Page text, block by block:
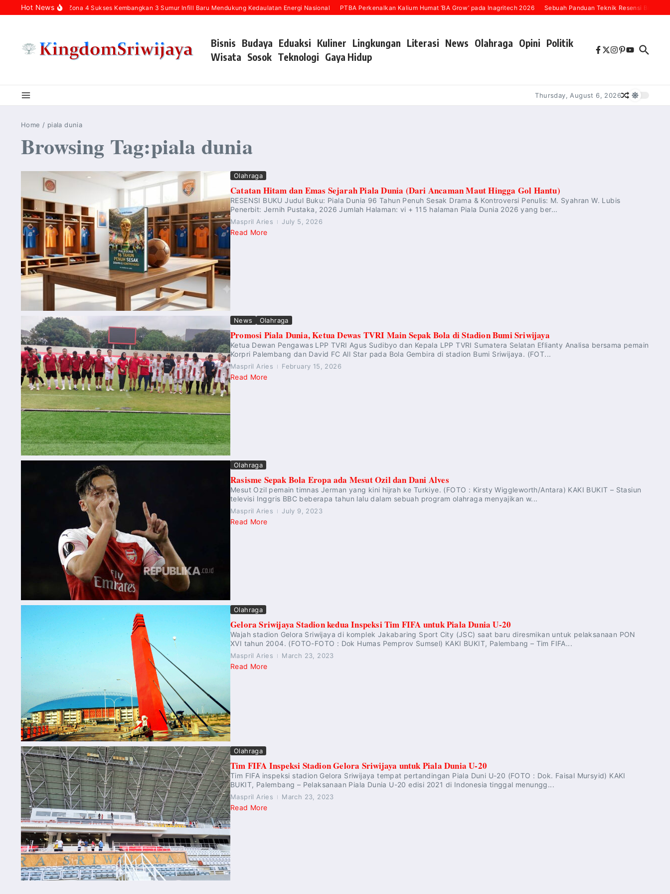
Skip to content
Hot News
Hulu Rokan Zona 4 Sukses Kembangkan 3 Sumur Infill Baru Mendukung Kedaulatan Energi Nasional PTBA Perkenalkan Kalium Humat ‘BA Grow’ pada Inagritech 2026 Sebuah Panduan Teknik Resensi Buku
Bisnis Budaya Eduaksi Kuliner Lingkungan Literasi News Olahraga Opini Politik
Wisata Sosok Teknologi Gaya Hidup
Thursday, August 6, 2026
Home / piala dunia
Browsing Tag:piala dunia
Olahraga
Catatan Hitam dan Emas Sejarah Piala Dunia (Dari Ancaman Maut Hingga Gol Hantu)
RESENSI BUKU Judul Buku: Piala Dunia 96 Tahun Penuh Sesak Drama & Kontroversi Penulis: M. Syahran W. Lubis
Penerbit: Jernih Pustaka, 2026 Jumlah Halaman: vi + 115 halaman Piala Dunia 2026 yang ber...
Maspril Aries July 5, 2026
Read More
News Olahraga
Promosi Piala Dunia, Ketua Dewas TVRI Main Sepak Bola di Stadion Bumi Sriwijaya
Ketua Dewan Pengawas LPP TVRI Agus Sudibyo dan Kepala LPP TVRI Sumatera Selatan Eflianty Analisa bersama pemain
Korpri Palembang dan David FC All Star pada Bola Gembira di stadion Bumi Sriwijaya. (FOT...
Maspril Aries February 15, 2026
Read More
Olahraga
Rasisme Sepak Bola Eropa ada Mesut Ozil dan Dani Alves
Mesut Ozil pemain timnas Jerman yang kini hijrah ke Turkiye. (FOTO : Kirsty Wiggleworth/Antara) KAKI BUKIT – Stasiun
televisi Inggris BBC beberapa tahun lalu dalam sebuah program olahraga menyajikan w...
Maspril Aries July 9, 2023
Read More
Olahraga
Gelora Sriwijaya Stadion kedua Inspeksi Tim FIFA untuk Piala Dunia U-20
Wajah stadion Gelora Sriwijaya di komplek Jakabaring Sport City (JSC) saat baru diresmikan untuk pelaksanaan PON
XVI tahun 2004. (FOTO-FOTO : Dok Humas Pemprov Sumsel) KAKI BUKIT, Palembang – Tim FIFA...
Maspril Aries March 23, 2023
Read More
Olahraga
Tim FIFA Inspeksi Stadion Gelora Sriwijaya untuk Piala Dunia U-20
Tim FIFA inspeksi stadion Gelora Sriwijaya tempat pertandingan Piala Duni U-20 (FOTO : Dok. Faisal Mursyid) KAKI
BUKIT, Palembang – Pelaksanaan Piala Dunia U-20 edisi 2021 di Indonesia tinggal menungg...
Maspril Aries March 23, 2023
Read More